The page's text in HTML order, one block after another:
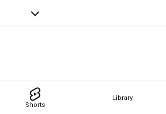
Shorts
Library